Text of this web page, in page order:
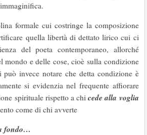
formale cui costringe la composizione
quella libertà di dettato lirico cui ci
del poeta contemporaneo, allorché
mondo e delle cose, cioè sulla condizione
può invece notare che detta condizione è
si evidenzia nel frequente affiorare
spirituale rispetto a chicede alla voglia
come di chi avverte
fondo…